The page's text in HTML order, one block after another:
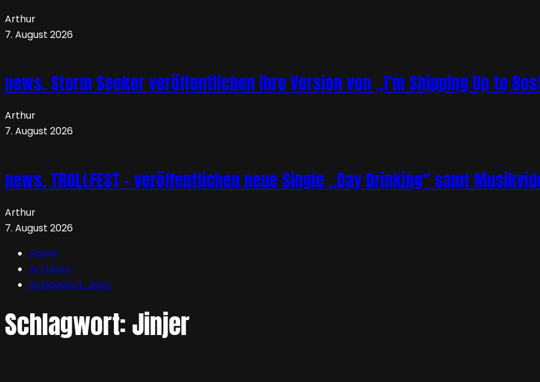
Arthur
7. August 2026
news. Storm Seeker veröffentlichen ihre Version von „I’m Shipping Up to
Arthur
7. August 2026
news. TROLLFEST – veröffentlichen neue Single „Day Drinking“ samt
Arthur
7. August 2026
Home
Archives
Schlagwort: Jinjer
Schlagwort:Jinjer